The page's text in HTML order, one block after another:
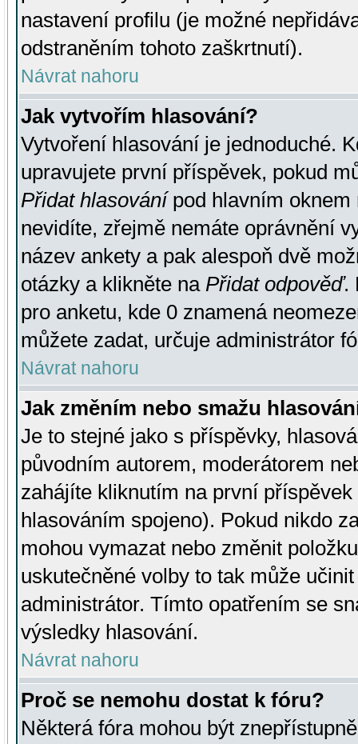
nastavení profilu (je možné
odstraněním tohoto zaškrtnutí).
Návrat nahoru
Jak vytvořím hlasování?
Vytvoření hlasování je jednoduché.
upravujete první příspěvek, pokud
Přidat hlasovánípod hlavním oknem
nevidíte, zřejmě nemáte oprávnění
název ankety a pak alespoň dvě
otázky a klikněte na Přidat odpověď.
pro anketu, kde 0 znamená
můžete zadat, určuje administrátor
Návrat nahoru
Jak změním nebo smažu
Je to stejné jako s příspěvky,
původním autorem, moderátorem
zahájíte kliknutím na první
hlasováním spojeno). Pokud nikdo
mohou vymazat nebo změnit
uskutečněné volby to tak může
administrátor. Tímto opatřením se
výsledky hlasování.
Návrat nahoru
Proč se nemohu dostat k fóru?
Některá fóra mohou být